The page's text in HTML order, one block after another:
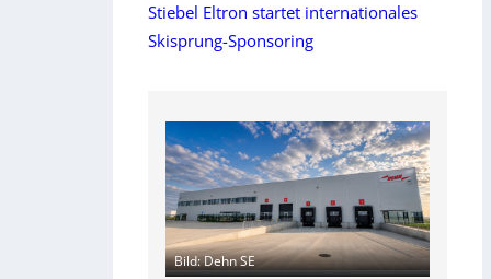
Stiebel Eltron startet internationales
Skisprung-Sponsoring
Bild: Dehn SE